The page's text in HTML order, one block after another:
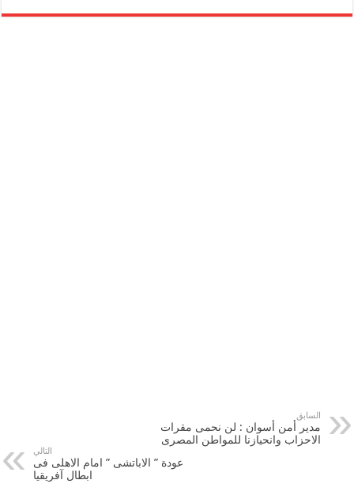
السابق
مدير أمن أسوان : لن نحمى مقرات
الاحزاب وانحيازنا للمواطن المصرى
التالي
عودة ” الاباتشى ” امام الاهلى فى
ابطال آفريقيا